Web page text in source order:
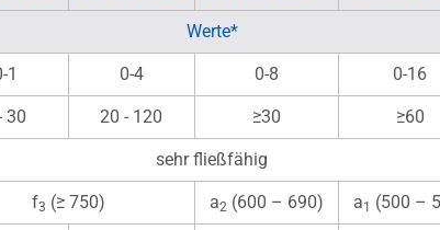
Werte*
1 0-4 0-8 0-16
30 20 - 120 ≥30 ≥60
sehr fließfähig
f3 (≥ 750) a2 (600 – 690) a1 (500 –